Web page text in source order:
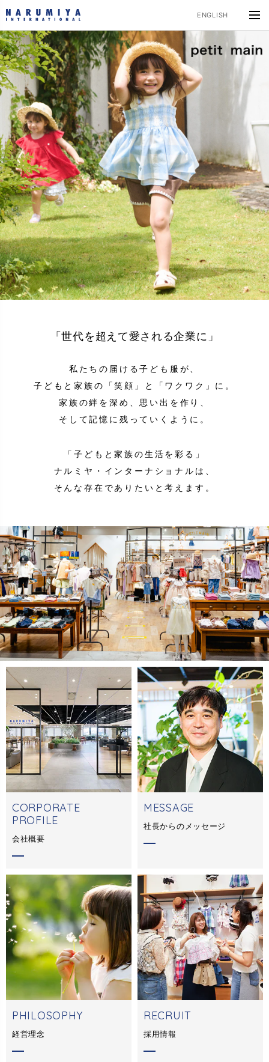
ENGLISH
「世代を超えて愛される企業に」
私たちの届ける子ども服が、
子どもと家族の「笑顔」と「ワクワク」に。
家族の絆を深め、思い出を作り、
そして記憶に残っていくように。
「子どもと家族の生活を彩る」
ナルミヤ・インターナショナルは、
そんな存在でありたいと考えます。
CORPORATE
PROFILE
会社概要
MESSAGE
社長からのメッセージ
PHILOSOPHY
経営理念
RECRUIT
採用情報